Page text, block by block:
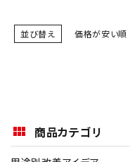
並び替え 価格が安い順
商品カテゴリ